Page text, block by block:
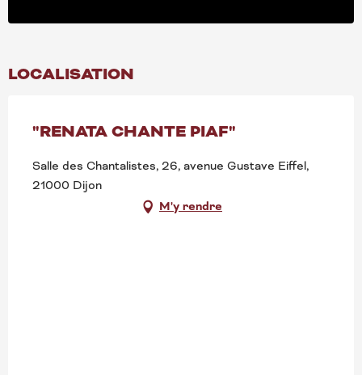
LOCALISATION
"RENATA CHANTE PIAF"
Salle des Chantalistes, 26, avenue Gustave Eiffel,
21000 Dijon
M'y rendre